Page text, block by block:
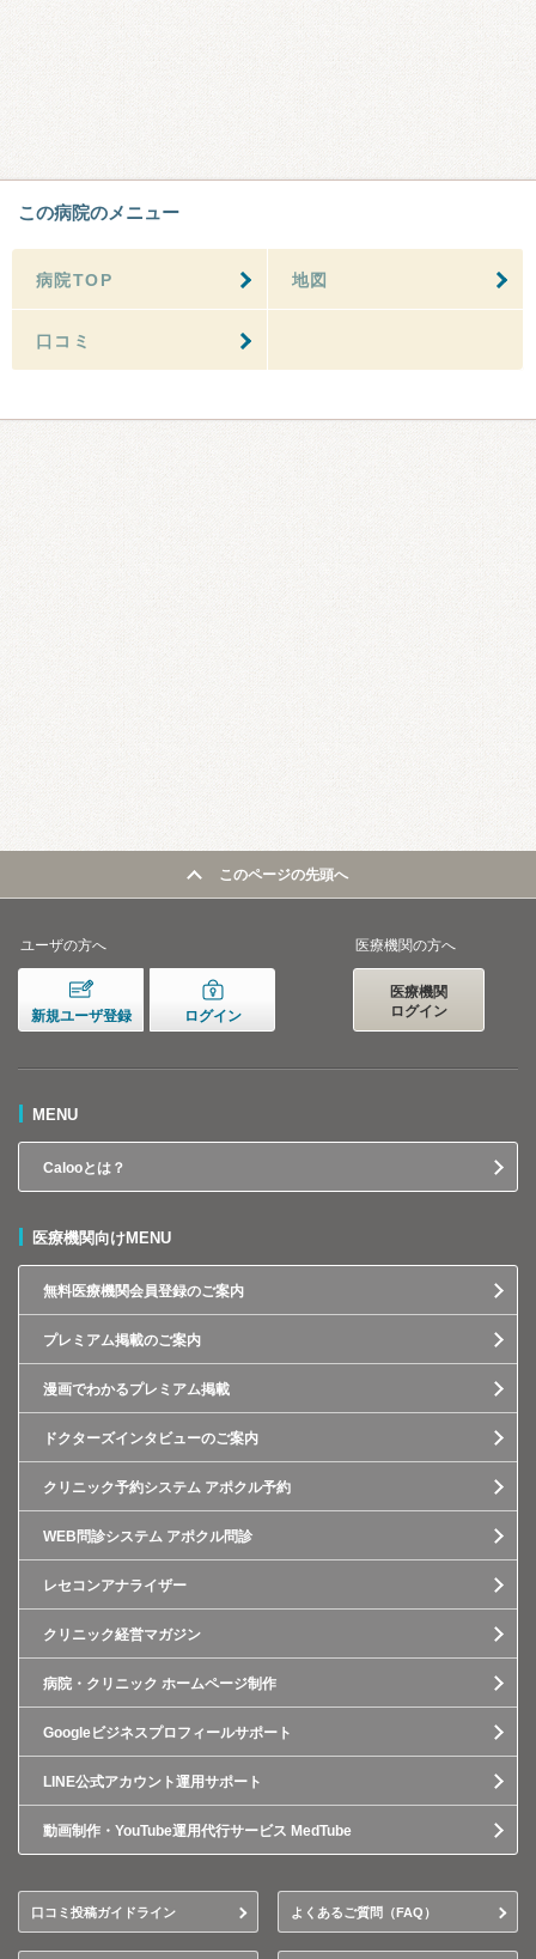
この病院のメニュー
病院TOP 地図
口コミ
このページの先頭へ
ユーザの方へ
新規ユーザ登録 ログイン
医療機関の方へ
医療機関
ログイン
MENU
Calooとは？
医療機関向けMENU
無料医療機関会員登録のご案内
プレミアム掲載のご案内
漫画でわかるプレミアム掲載
ドクターズインタビューのご案内
クリニック予約システム アポクル予約
WEB問診システム アポクル問診
レセコンアナライザー
クリニック経営マガジン
病院・クリニック ホームページ制作
Googleビジネスプロフィールサポート
LINE公式アカウント運用サポート
動画制作・YouTube運用代行サービス MedTube
口コミ投稿ガイドライン よくあるご質問（FAQ）